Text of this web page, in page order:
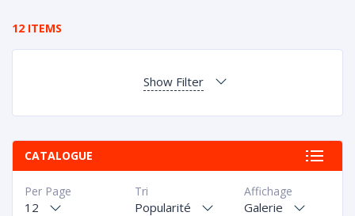
12 ITEMS
Show Filter
CATALOGUE
Affichage
Galerie
Tri
Popularité
Per Page
12